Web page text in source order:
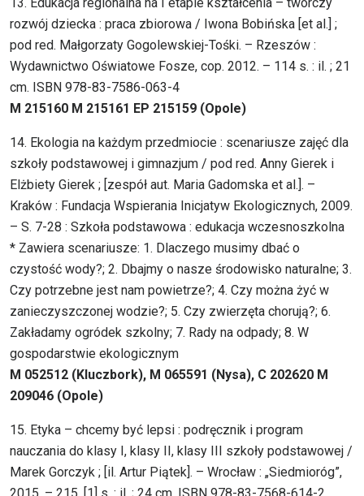
rozwój dziecka : praca zbiorowa / Iwona Bobińska [et al.] ;
pod red. Małgorzaty Gogolewskiej-Tośki. – Rzeszów :
Wydawnictwo Oświatowe Fosze, cop. 2012. – 114 s. : il. ; 21
cm. ISBN 978-83-7586-063-4
M 215160 M 215161 EP 215159 (Opole)
14. Ekologia na każdym przedmiocie : scenariusze zajęć dla
szkoły podstawowej i gimnazjum / pod red. Anny Gierek i
Elżbiety Gierek ; [zespół aut. Maria Gadomska et al.]. –
Kraków : Fundacja Wspierania Inicjatyw Ekologicznych, 2009.
– S. 7-28 : Szkoła podstawowa : edukacja wczesnoszkolna
* Zawiera scenariusze: 1. Dlaczego musimy dbać o
czystość wody?; 2. Dbajmy o nasze środowisko naturalne; 3.
Czy potrzebne jest nam powietrze?; 4. Czy można żyć w
zanieczyszczonej wodzie?; 5. Czy zwierzęta chorują?; 6.
Zakładamy ogródek szkolny; 7. Rady na odpady; 8. W
gospodarstwie ekologicznym
M 052512 (Kluczbork), M 065591 (Nysa), C 202620 M
209046 (Opole)
15. Etyka – chcemy być lepsi : podręcznik i program
nauczania do klasy I, klasy II, klasy III szkoły podstawowej /
Marek Gorczyk ; [il. Artur Piątek]. – Wrocław : „Siedmioróg”,